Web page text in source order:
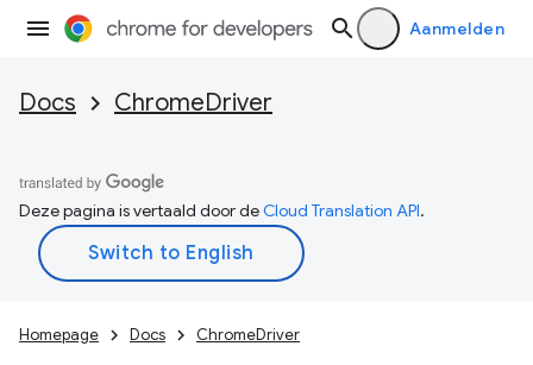
Aanmelden
Docs ChromeDriver
Deze pagina is vertaald door deCloud Translation API.
Homepage Docs ChromeDriver